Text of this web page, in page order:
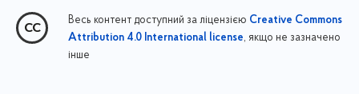
Весь контент доступний за ліцензією Creative Commons
Attribution 4.0 International license, якщо не зазначено
інше